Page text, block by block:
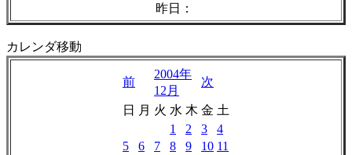
昨日：
カレンダ移動
前
2004年
12月
次
日 月 火 水 木 金 土
1
2 3
4
5
6 7 8 9 10 11